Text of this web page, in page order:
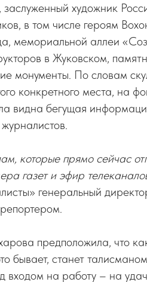
, заслуженный художник
в том числе героям
мемориальной аллеи
в Жуковском,
монументы. По словам
конкретного места, на
видна бегущая
которые прямо сейчас
газет и эфир
генеральный
предположила, что
бывает, станет
входом на работу – на